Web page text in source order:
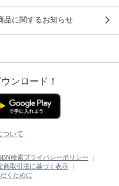
品に関するお知らせ
ンロード！
ついて
検索プライバシーポリシー
商取引法に基づく表示
くために